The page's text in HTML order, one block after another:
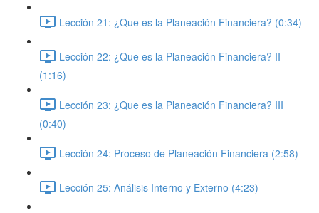
Lección 21: ¿Que es la Planeación Financiera? (0:34)
Lección 22: ¿Que es la Planeación Financiera? II
(1:16)
Lección 23: ¿Que es la Planeación Financiera? III
(0:40)
Lección 24: Proceso de Planeación Financiera (2:58)
Lección 25: Análisis Interno y Externo (4:23)